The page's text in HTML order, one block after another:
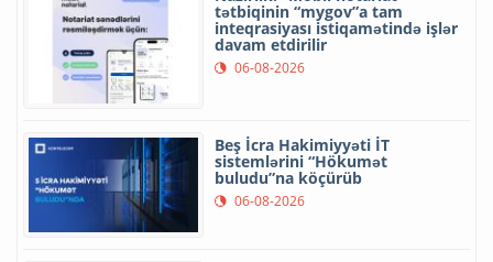
tətbiqinin “mygov”a tam
inteqrasiyası istiqamətində işlər
davam etdirilir
06-08-2026
Beş İcra Hakimiyyəti İT
sistemlərini “Hökumət
buludu”na köçürüb
06-08-2026